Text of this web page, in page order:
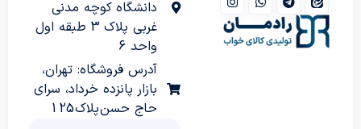
دانشگاه کوچه مدنی
غربی پلاک 3 طبقه اول
واحد 6
آدرس فروشگاه: تهران،
بازار پانزده خرداد، سرای
حاج حسن پلاک 125